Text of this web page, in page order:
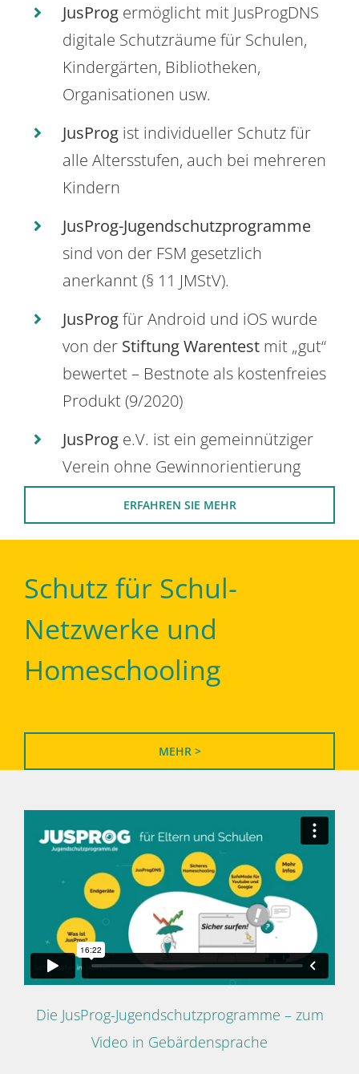
JusProg ermöglicht mit JusProgDNS
digitale Schutzräume für Schulen,
Kindergärten, Bibliotheken,
Organisationen usw.
JusProg ist individueller Schutz für
alle Altersstufen, auch bei mehreren
Kindern
JusProg-Jugendschutzprogramme
sind von der FSM gesetzlich
anerkannt (§ 11 JMStV).
JusProgfür Android und iOS wurde
von der Stiftung Warentest mit „gut“
bewertet – Bestnote als kostenfreies
Produkt (9/2020)
JusProg e.V. ist ein gemeinnütziger
Verein ohne Gewinnorientierung
ERFAHREN SIE MEHR
Schutz für Schul-
Netzwerke und
Homeschooling
MEHR >
Die JusProg-Jugendschutzprogramme – zum
Video in Gebärdensprache